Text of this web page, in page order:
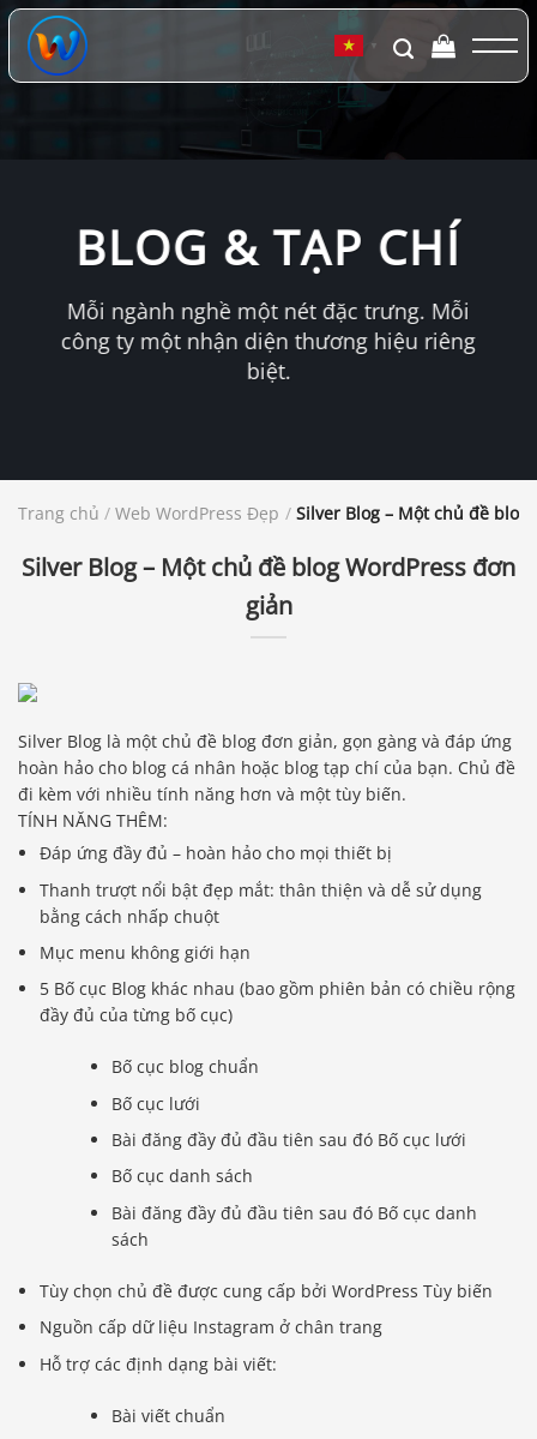
Chuyển
đến
dung
▼
BLOG & TẠP CHÍ
Mỗi ngành nghề một nét đặc trưng. Mỗi
công ty một nhận diện thương hiệu riêng
biệt.
Trang chủ / Web WordPress Đẹp / Silver Blog – Một chủ đề blog
Silver Blog – Một chủ đề blog WordPress đơn
giản
Silver Blog là một chủ đề blog đơn giản, gọn gàng và đáp ứng
hoàn hảo cho blog cá nhân hoặc blog tạp chí của bạn. Chủ đề
đi kèm với nhiều tính năng hơn và một tùy biến.
TÍNH NĂNG THÊM:
Đáp ứng đầy đủ – hoàn hảo cho mọi thiết bị
Thanh trượt nổi bật đẹp mắt: thân thiện và dễ sử dụng
bằng cách nhấp chuột
Mục menu không giới hạn
5 Bố cục Blog khác nhau (bao gồm phiên bản có chiều rộng
đầy đủ của từng bố cục)
Bố cục blog chuẩn
Bố cục lưới
Bài đăng đầy đủ đầu tiên sau đó Bố cục lưới
Bố cục danh sách
Bài đăng đầy đủ đầu tiên sau đó Bố cục danh
sách
Tùy chọn chủ đề được cung cấp bởi WordPress Tùy biến
Nguồn cấp dữ liệu Instagram ở chân trang
Hỗ trợ các định dạng bài viết:
Bài viết chuẩn